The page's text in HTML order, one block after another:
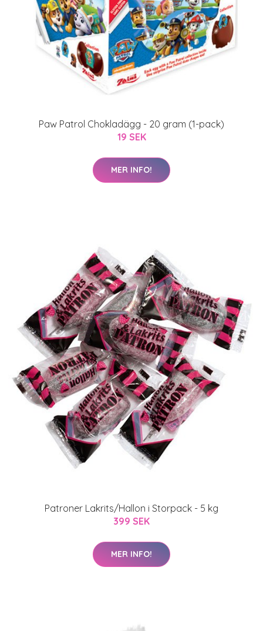
Paw Patrol Chokladägg - 20 gram (1-pack)
19 SEK
MER INFO!
Patroner Lakrits/Hallon i Storpack - 5 kg
399 SEK
MER INFO!